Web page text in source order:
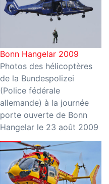
Bonn Hangelar 2009
Photos des hélicoptères
de la Bundespolizei
(Police fédérale
allemande) à la journée
porte ouverte de Bonn
Hangelar le 23 août 2009